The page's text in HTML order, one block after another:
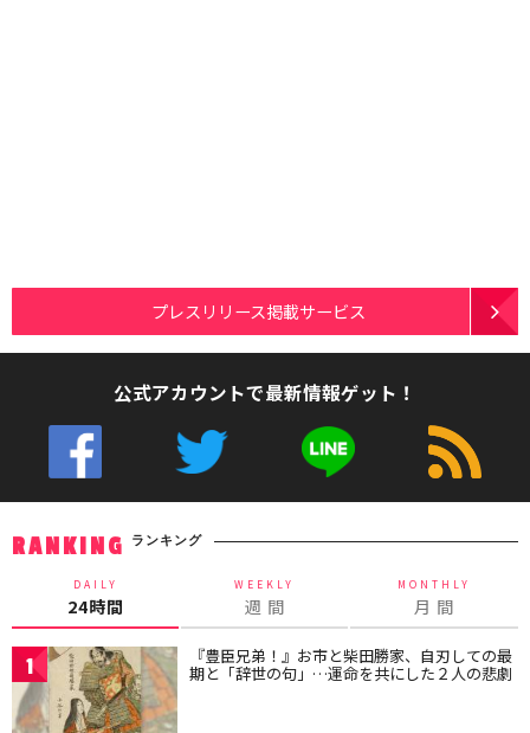
プレスリリース掲載サービス
公式アカウントで最新情報ゲット！
RANKING ランキング
DAILY
24時間
WEEKLY
週 間
MONTHLY
月 間
1 『豊臣兄弟！』お市と柴田勝家、自刃しての最
期と「辞世の句」…運命を共にした２人の悲劇